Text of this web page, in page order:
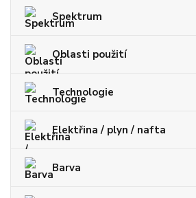
Spektrum
Oblasti použití
Technologie
Elektřina / plyn / nafta
Barva